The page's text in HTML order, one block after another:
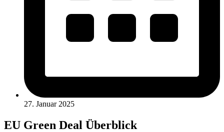
27. Januar 2025
EU Green Deal Überblick